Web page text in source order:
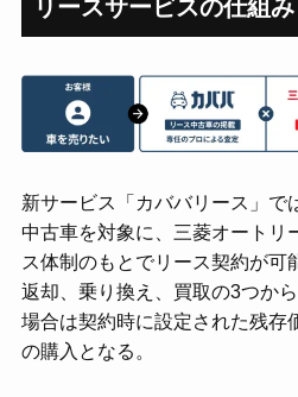
リースサービスの仕組み
新サービス「カババリース」で
中古車を対象に、三菱オートリ
ス体制のもとでリース契約が可
返却、乗り換え、買取の3つか
場合は契約時に設定された残存
の購入となる。